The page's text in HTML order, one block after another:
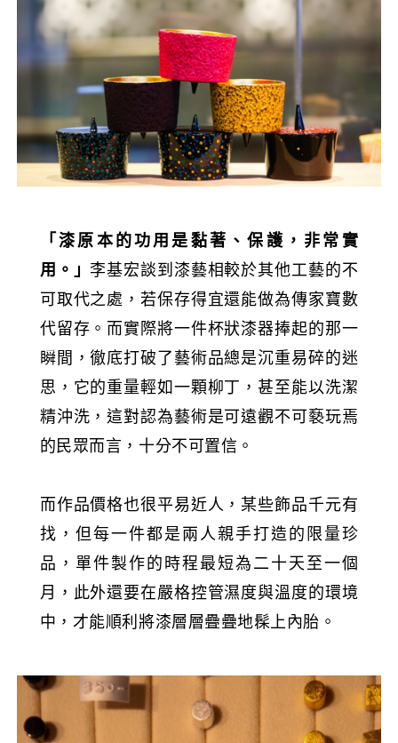
「漆原本的功用是黏著、保護，非常實
用。」 李基宏談到漆藝相較於其他工藝的不
可取代之處，若保存得宜還能做為傳家寶數
代留存。而實際將一件杯狀漆器捧起的那一
瞬間，徹底打破了藝術品總是沉重易碎的迷
思，它的重量輕如一顆柳丁，甚至能以洗潔
精沖洗，這對認為藝術是可遠觀不可褻玩焉
的民眾而言，十分不可置信。
而作品價格也很平易近人，某些飾品千元有
找，但每一件都是兩人親手打造的限量珍
品，單件製作的時程最短為二十天至一個
月，此外還要在嚴格控管濕度與溫度的環境
中，才能順利將漆層層疊疊地髹上內胎。